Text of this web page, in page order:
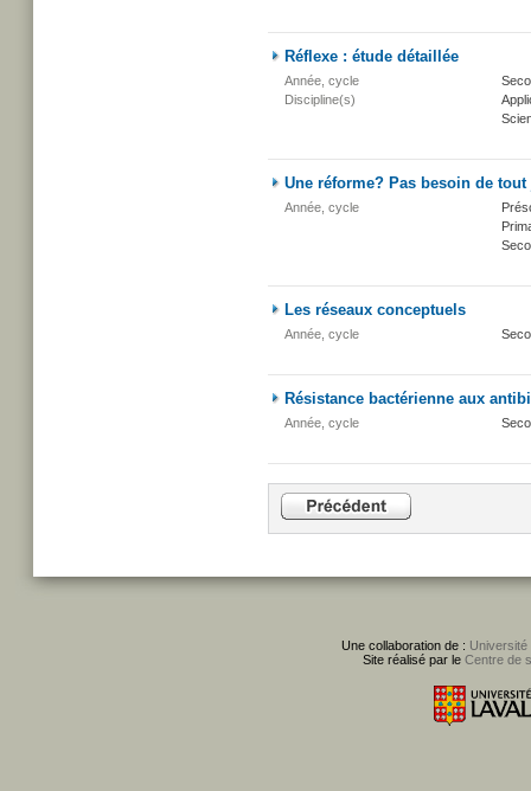
Réflexe : étude détaillée
Année, cycle
Discipline(s)
Une réforme? Pas besoin de
Année, cycle
Les réseaux conceptuels
Année, cycle
Résistance bactérienne aux
Année, cycle
Une collaboration de : Université
Site réalisé par le Centre de